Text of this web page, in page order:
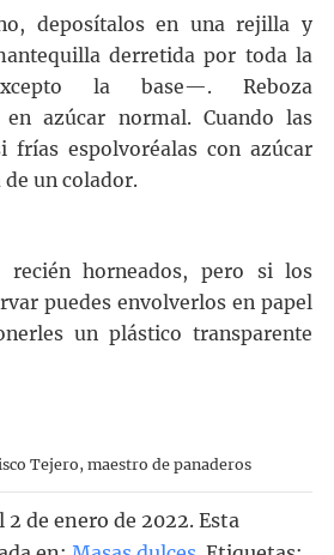
deposítalos en una rejilla y
derretida por toda la
la base—. Reboza
en azúcar normal. Cuando las
frías espolvoréalas con azúcar
de un colador.
recién horneados, pero si los
puedes envolverlos en papel
un plástico transparente
Tejero, maestro de panaderos
2 de enero de 2022. Esta